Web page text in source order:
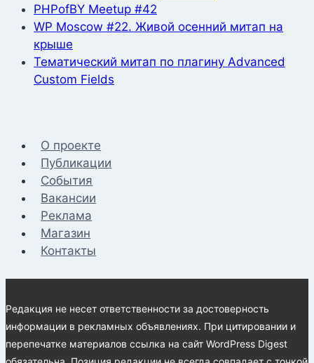
PHPofBY Meetup #42
WP Moscow #22. Живой осенний митап на
крыше
Тематический митап по плагину Advanced
Custom Fields
О проекте
Публикации
События
Вакансии
Реклама
Магазин
Контакты
Редакция не несет ответственности за достоверность
информации в рекламных объявлениях. При цитировании и
перепечатке материалов ссылка на сайт WordPress Digest